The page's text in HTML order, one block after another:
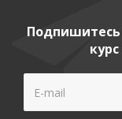
Подпишитесь